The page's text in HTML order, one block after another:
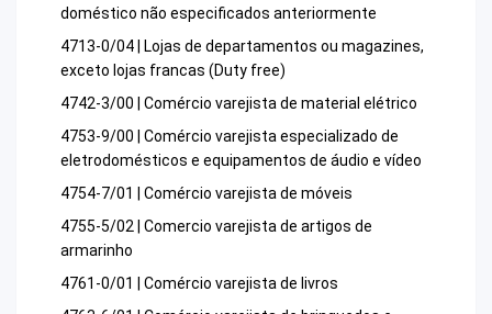
doméstico não especificados anteriormente
4713-0/04 | Lojas de departamentos ou magazines,
exceto lojas francas (Duty free)
4742-3/00 | Comércio varejista de material elétrico
4753-9/00 | Comércio varejista especializado de
eletrodomésticos e equipamentos de áudio e vídeo
4754-7/01 | Comércio varejista de móveis
4755-5/02 | Comercio varejista de artigos de
armarinho
4761-0/01 | Comércio varejista de livros